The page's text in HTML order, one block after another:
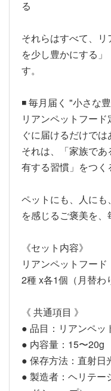
る
それらはすべて、
を少し豊かにする
す。
◾️ 毎月届く "小さな
リアンペットフー
ぐに届けるだけでは
それは、「家族で
有する習慣」をつく
ペットにも、人に
を感じるご褒美を、
《セット内容》
リアンペットフード
2種 x各1個（月替わ
《 共通項目 》
● 品目：リアンペッ
● 内容量：15〜20g
● 保存方法：直射日
● 製造者：ヘリテー